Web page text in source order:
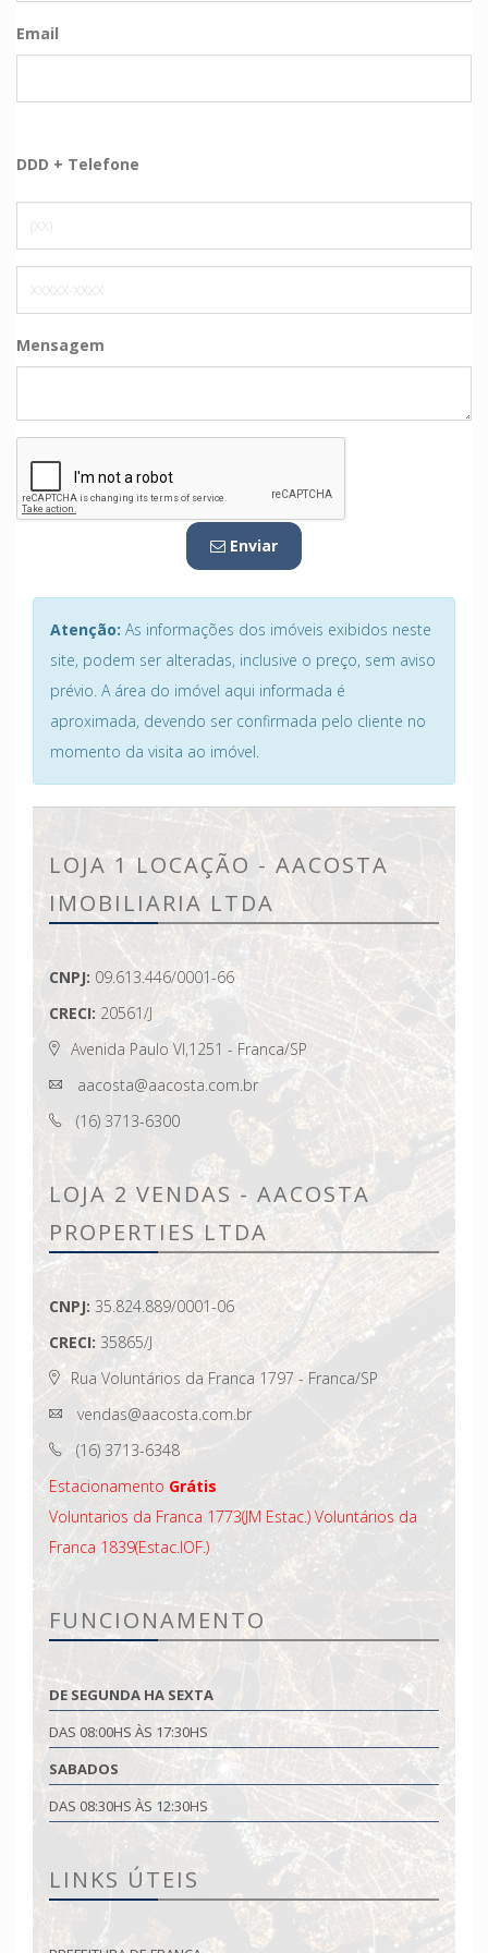
Email
DDD + Telefone
Mensagem
Enviar
Atenção: As informações dos imóveis exibidos neste
site, podem ser alteradas, inclusive o preço, sem aviso
prévio. A área do imóvel aqui informada é
aproximada, devendo ser confirmada pelo cliente no
momento da visita ao imóvel.
LOJA 1 LOCAÇÃO - AACOSTA
IMOBILIARIA LTDA
CNPJ: 09.613.446/0001-66
CRECI: 20561/J
Avenida Paulo VI,1251 - Franca/SP
aacosta@aacosta.com.br
(16) 3713-6300
LOJA 2 VENDAS - AACOSTA
PROPERTIES LTDA
CNPJ: 35.824.889/0001-06
CRECI: 35865/J
Rua Voluntários da Franca 1797 - Franca/SP
vendas@aacosta.com.br
(16) 3713-6348
Estacionamento Grátis
Voluntarios da Franca 1773(JM Estac.) Voluntários da
Franca 1839(Estac.IOF.)
FUNCIONAMENTO
DE SEGUNDA HA SEXTA
DAS 08:00HS ÀS 17:30HS
SABADOS
DAS 08:30HS ÀS 12:30HS
LINKS ÚTEIS